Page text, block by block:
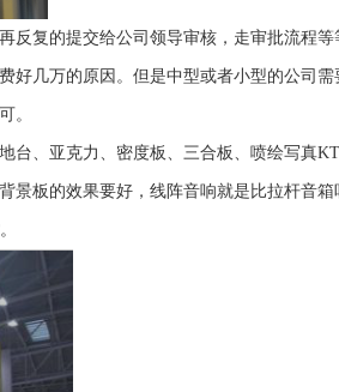
反复的提交给公司领导审核，走审批流程
好几万的原因。但是中型或者小型的公司
。
台、亚克力、密度板、三合板、喷绘写真
景板的效果要好，线阵音响就是比拉杆音